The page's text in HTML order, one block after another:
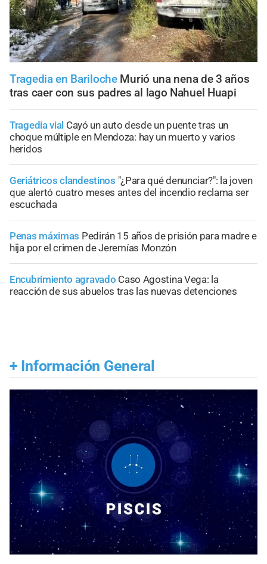
Tragedia en Bariloche Murió una nena de 3 años
tras caer con sus padres al lago Nahuel Huapi
Tragedia vial Cayó un auto desde un puente tras un
choque múltiple en Mendoza: hay un muerto y varios
heridos
Geriátricos clandestinos "¿Para qué denunciar?": la joven
que alertó cuatro meses antes del incendio reclama ser
escuchada
Penas máximas Pedirán 15 años de prisión para madre e
hija por el crimen de Jeremías Monzón
Encubrimiento agravado Caso Agostina Vega: la
reacción de sus abuelos tras las nuevas detenciones
+ Información General